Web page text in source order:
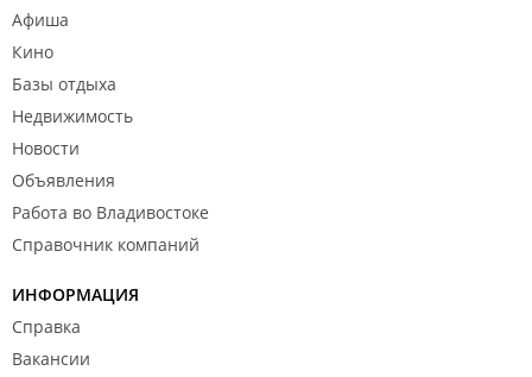
Афиша
Кино
Базы отдыха
Недвижимость
Новости
Объявления
Работа во Владивостоке
Справочник компаний
ИНФОРМАЦИЯ
Справка
Вакансии